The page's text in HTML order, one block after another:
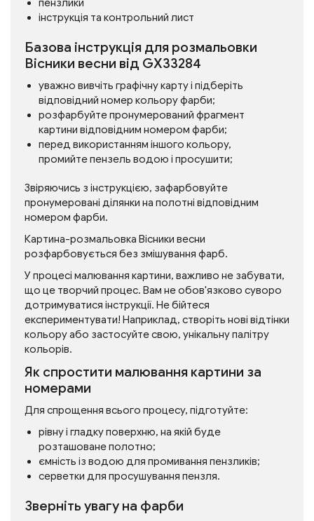
пензлики
інструкція та контрольний лист
Базова інструкція для розмальовки
Вісники весни від GX33284
уважно вивчіть графічну карту і підберіть
відповідний номер кольору фарби;
розфарбуйте пронумерований фрагмент
картини відповідним номером фарби;
перед використанням іншого кольору,
промийте пензель водою і просушити;
Звіряючись з інструкцією, зафарбовуйте
пронумеровані ділянки на полотні відповідним
номером фарби.
Картина-розмальовка Вісники весни
розфарбовується без змішування фарб.
У процесі малювання картини, важливо не забувати,
що це творчий процес. Вам не обов'язково суворо
дотримуватися інструкції. Не бійтеся
експериментувати! Наприклад, створіть нові відтінки
кольору або застосуйте свою, унікальну палітру
кольорів.
Як спростити малювання картини за
номерами
Для спрощення всього процесу, підготуйте:
рівну і гладку поверхню, на якій буде
розташоване полотно;
ємність із водою для промивання пензликів;
серветки для просушування пензля.
Зверніть увагу на фарби